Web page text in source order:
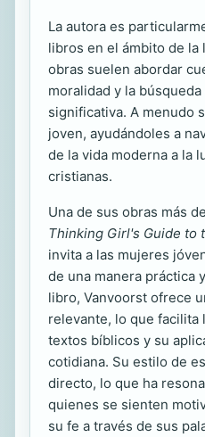
La autora es
libros en el ámbito de la
obras suelen abordar
moralidad y la
significativa. A menudo
joven, ayudándoles a
de la vida moderna a la
cristianas.
Una de sus obras más
Thinking Girl's Guide to
invita a las mujeres
de una manera práctica
libro, Vanvoorst ofrece
relevante, lo que facilita
textos bíblicos y su
cotidiana. Su estilo de
directo, lo que ha
quienes se sienten
su fe a través de sus